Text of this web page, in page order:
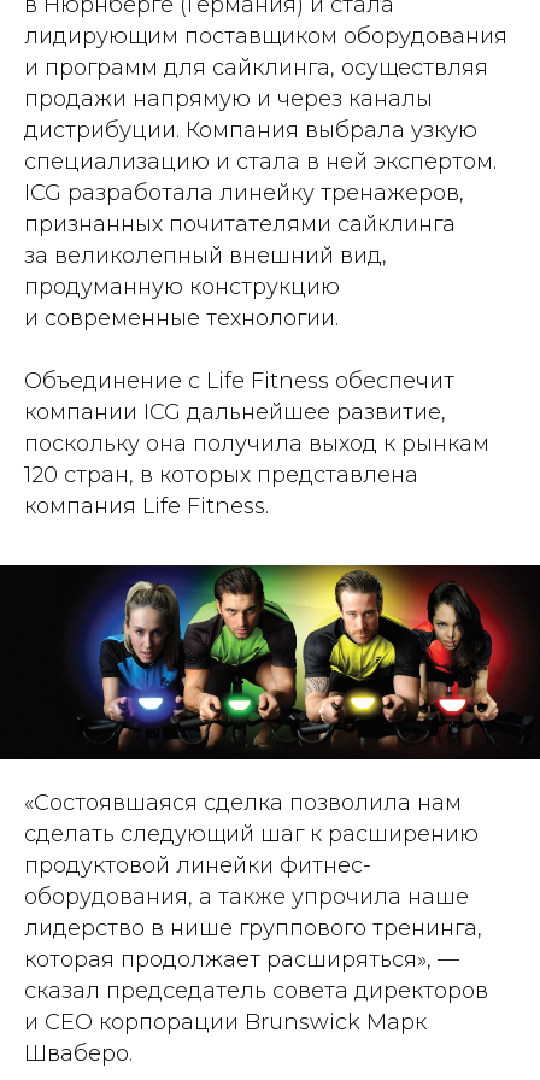
лидирующим поставщиком оборудования
и программ для сайклинга, осуществляя
продажи напрямую и через каналы
дистрибуции. Компания выбрала узкую
специализацию и стала в ней экспертом.
ICG разработала линейку тренажеров,
признанных почитателями сайклинга
за великолепный внешний вид,
продуманную конструкцию
и современные технологии.
Объединение с Life Fitness обеспечит
компании ICG дальнейшее развитие,
поскольку она получила выход к рынкам
120 стран, в которых представлена
компания Life Fitness.
«Состоявшаяся сделка позволила нам
сделать следующий шаг к расширению
продуктовой линейки фитнес-
оборудования, а также упрочила наше
лидерство в нише группового тренинга,
которая продолжает расширяться», —
сказал председатель совета директоров
и CEO корпорации Brunswick Марк
Шваберо.